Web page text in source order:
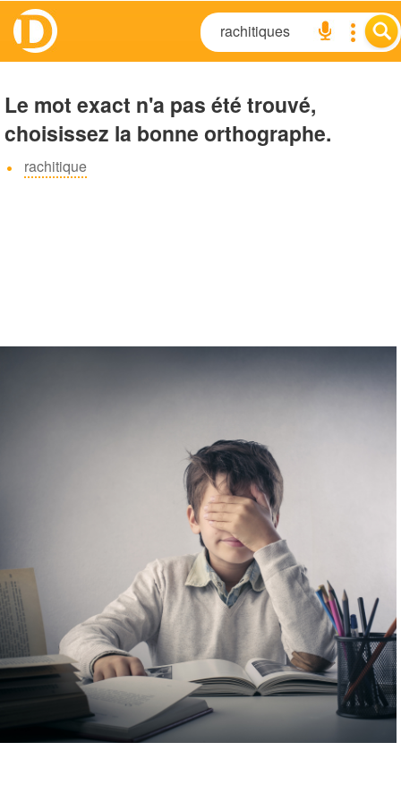
Le mot exact n'a pas été trouvé,
choisissez la bonne orthographe.
rachitique